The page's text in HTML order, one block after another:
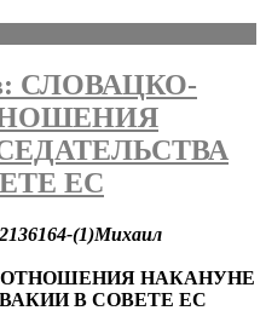
СЛОВАЦКО-
ЕС
Михаил
НАКАНУНЕ
В СОВЕТЕ ЕС